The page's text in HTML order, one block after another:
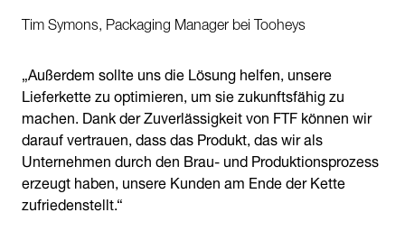
Tim Symons, Packaging Manager bei Tooheys
„Außerdem sollte uns die Lösung helfen, unsere
Lieferkette zu optimieren, um sie zukunftsfähig zu
machen. Dank der Zuverlässigkeit von FTF können wir
darauf vertrauen, dass das Produkt, das wir als
Unternehmen durch den Brau- und Produktionsprozess
erzeugt haben, unsere Kunden am Ende der Kette
zufriedenstellt.“